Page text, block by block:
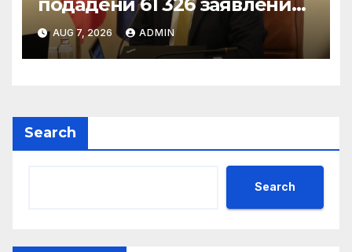
за подпомагане
AUG 7, 2026 ADMIN
Search
Search